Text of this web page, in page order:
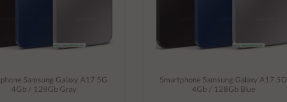
Samsung Galaxy A17 5G
4Gb / 128Gb Gray
Smartphone Samsung Galaxy A17 5G
4Gb / 128Gb Blue